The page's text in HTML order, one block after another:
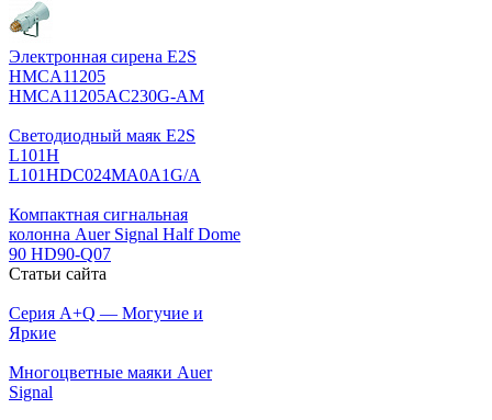
Электронная сирена E2S
HMCA11205
HMCA11205AC230G-AM
Светодиодный маяк E2S
L101H
L101HDC024MA0A1G/A
Компактная сигнальная
колонна Auer Signal Half Dome
90 HD90-Q07
Статьи сайта
Серия A+Q — Могучие и
Яркие
Многоцветные маяки Auer
Signal